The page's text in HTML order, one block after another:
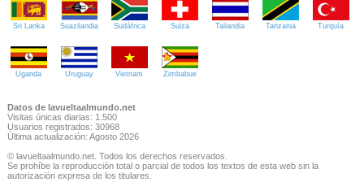
Sri Lanka Suazilandia Sudáfrica Suiza Tailandia Tanzania Turquía
Uganda Uruguay Vietnam Zimbabue
Datos de lavueltaalmundo.net
Visitas únicas diarias: 1.500
Usuarios registrados: 30968
Última actualización: Agosto 2026
© lavueltaalmundo.net. Todos los derechos reservados.
Se prohíbe la reproducción total o parcial de todos los textos de esta web sin la
autorización expresa de los titulares.